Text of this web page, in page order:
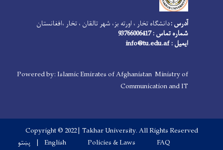
آدرس :دانشگاه تخار ، اورته بز، شهر تالقان ، تخار ،افغانستان
شماره تماس : 93766006417
ایمیل : info@tu.edu.af
Powered by: Islamic Emirates of Afghanistan Ministry of
Communication and IT
Copyright © 2022 | Takhar University. All Rights Reserved
Footer menu
FAQ
Policies & Laws
English پښتو